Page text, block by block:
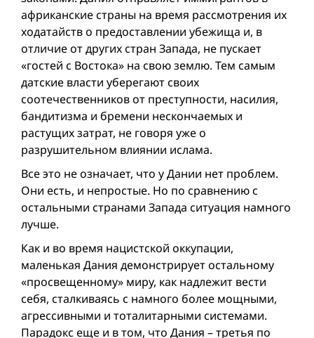
африканские страны на время рассмотрения их
ходатайств о предоставлении убежища и, в
отличие от других стран Запада, не пускает
«гостей с Востока» на свою землю. Тем самым
датские власти уберегают своих
соотечественников от преступности, насилия,
бандитизма и бремени нескончаемых и
растущих затрат, не говоря уже о
разрушительном влиянии ислама.
Все это не означает, что у Дании нет проблем.
Они есть, и непростые. Но по сравнению с
остальными странами Запада ситуация намного
лучше.
Как и во время нацистской оккупации,
маленькая Дания демонстрирует остальному
«просвещенному» миру, как надлежит вести
себя, сталкиваясь с намного более мощными,
агрессивными и тоталитарными системами.
Парадокс еще и в том, что Дания – третья по